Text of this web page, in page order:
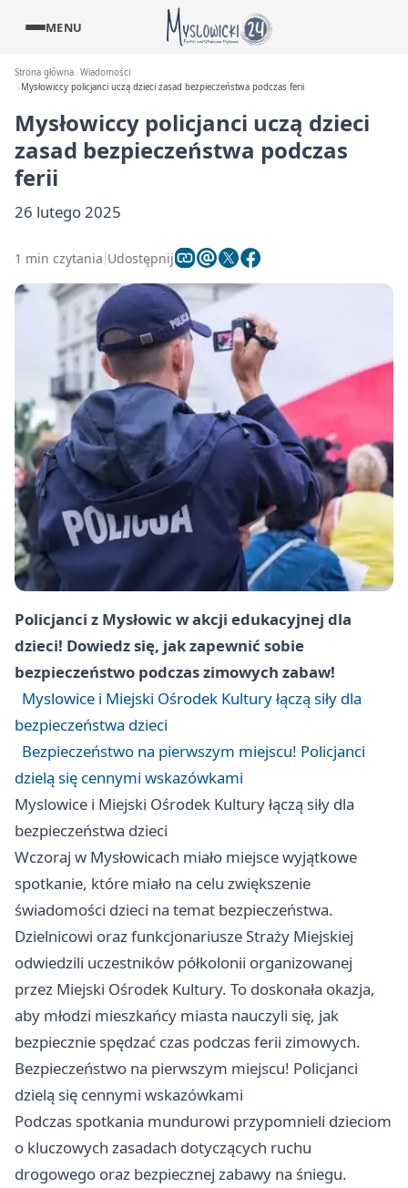
MENU
Strona główna Wiadomości
Mysłowiccy policjanci uczą dzieci zasad bezpieczeństwa podczas ferii
Mysłowiccy policjanci uczą dzieci
zasad bezpieczeństwa podczas
ferii
26 lutego 2025
1 min czytania Udostępnij
Policjanci z Mysłowic w akcji edukacyjnej dla
dzieci! Dowiedz się, jak zapewnić sobie
bezpieczeństwo podczas zimowych zabaw!
Myslowice i Miejski Ośrodek Kultury łączą siły dla
bezpieczeństwa dzieci
Bezpieczeństwo na pierwszym miejscu! Policjanci
dzielą się cennymi wskazówkami
Myslowice i Miejski Ośrodek Kultury łączą siły dla
bezpieczeństwa dzieci
Wczoraj w Mysłowicach miało miejsce wyjątkowe
spotkanie, które miało na celu zwiększenie
świadomości dzieci na temat bezpieczeństwa.
Dzielnicowi oraz funkcjonariusze Straży Miejskiej
odwiedzili uczestników półkolonii organizowanej
przez Miejski Ośrodek Kultury. To doskonała okazja,
aby młodzi mieszkańcy miasta nauczyli się, jak
bezpiecznie spędzać czas podczas ferii zimowych.
Bezpieczeństwo na pierwszym miejscu! Policjanci
dzielą się cennymi wskazówkami
Podczas spotkania mundurowi przypomnieli dzieciom
o kluczowych zasadach dotyczących ruchu
drogowego oraz bezpiecznej zabawy na śniegu.